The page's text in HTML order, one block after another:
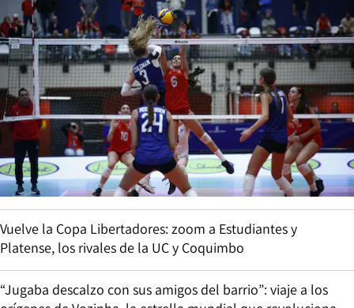
Vuelve la Copa Libertadores: zoom a Estudiantes y
Platense, los rivales de la UC y Coquimbo
“Jugaba descalzo con sus amigos del barrio”: viaje a los